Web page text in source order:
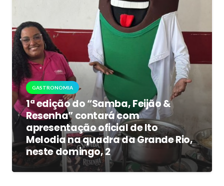
GASTRONOMIA
1ª edição do “Samba, Feijão &
Resenha” contará com
apresentação oficial de Ito
Melodia na quadra da Grande Rio,
neste domingo, 2